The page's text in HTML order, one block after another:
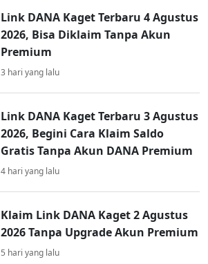
Link DANA Kaget Terbaru 4 Agustus
2026, Bisa Diklaim Tanpa Akun
Premium
3 hari yang lalu
Link DANA Kaget Terbaru 3 Agustus
2026, Begini Cara Klaim Saldo
Gratis Tanpa Akun DANA Premium
4 hari yang lalu
Klaim Link DANA Kaget 2 Agustus
2026 Tanpa Upgrade Akun Premium
5 hari yang lalu